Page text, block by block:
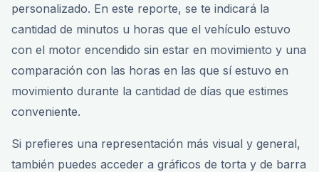
personalizado. En este reporte, se te indicará la
cantidad de minutos u horas que el vehículo estuvo
con el motor encendido sin estar en movimiento y una
comparación con las horas en las que sí estuvo en
movimiento durante la cantidad de días que estimes
conveniente.
Si prefieres una representación más visual y general,
también puedes acceder a gráficos de torta y de barra